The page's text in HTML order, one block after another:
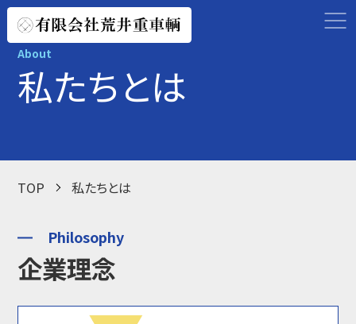
私たちとは
解体工事の流れ
施工事例
会社概要
採用情報
About
私たちとは
TOP 私たちとは
Philosophy
企業理念